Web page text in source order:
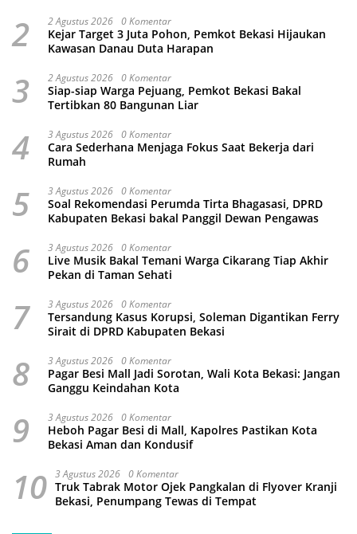
2 2 Agustus 2026 0 Komentar
Kejar Target 3 Juta Pohon, Pemkot Bekasi Hijaukan
Kawasan Danau Duta Harapan
3 2 Agustus 2026 0 Komentar
Siap-siap Warga Pejuang, Pemkot Bekasi Bakal
Tertibkan 80 Bangunan Liar
4 3 Agustus 2026 0 Komentar
Cara Sederhana Menjaga Fokus Saat Bekerja dari
Rumah
5 3 Agustus 2026 0 Komentar
Soal Rekomendasi Perumda Tirta Bhagasasi, DPRD
Kabupaten Bekasi bakal Panggil Dewan Pengawas
6 3 Agustus 2026 0 Komentar
Live Musik Bakal Temani Warga Cikarang Tiap Akhir
Pekan di Taman Sehati
7 3 Agustus 2026 0 Komentar
Tersandung Kasus Korupsi, Soleman Digantikan Ferry
Sirait di DPRD Kabupaten Bekasi
8 3 Agustus 2026 0 Komentar
Pagar Besi Mall Jadi Sorotan, Wali Kota Bekasi: Jangan
Ganggu Keindahan Kota
9 3 Agustus 2026 0 Komentar
Heboh Pagar Besi di Mall, Kapolres Pastikan Kota
Bekasi Aman dan Kondusif
10 3 Agustus 2026 0 Komentar
Truk Tabrak Motor Ojek Pangkalan di Flyover Kranji
Bekasi, Penumpang Tewas di Tempat